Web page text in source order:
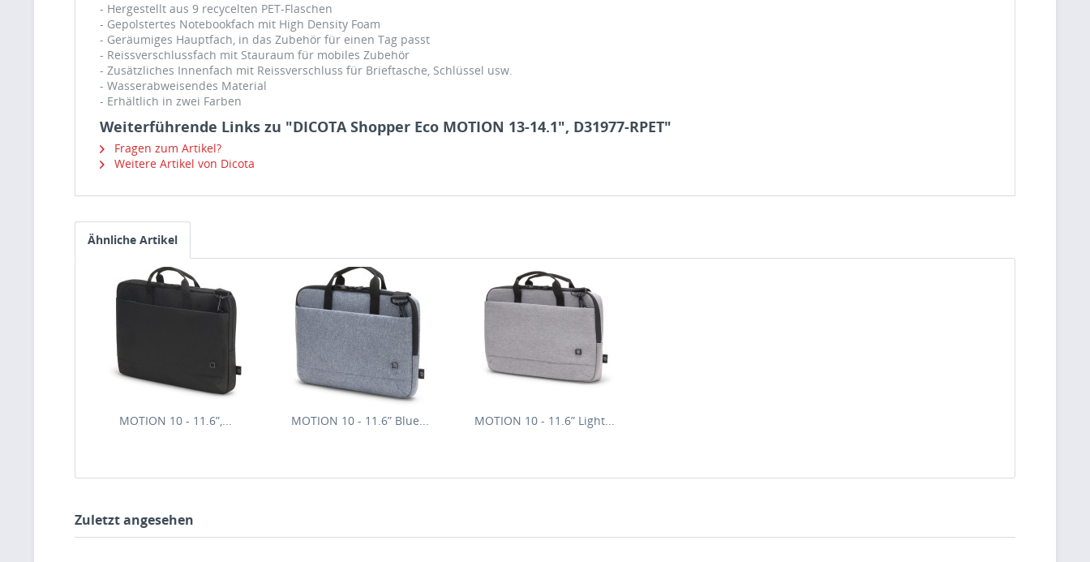
- Hergestellt aus 9 recycelten PET-Flaschen
- Gepolstertes Notebookfach mit High Density Foam
- Geräumiges Hauptfach, in das Zubehör für einen Tag passt
- Reissverschlussfach mit Stauraum für mobiles Zubehör
- Zusätzliches Innenfach mit Reissverschluss für Brieftasche, Schlüssel usw.
- Wasserabweisendes Material
- Erhältlich in zwei Farben
Weiterführende Links zu "DICOTA Shopper Eco MOTION 13-14.1", D31977-RPET"
Fragen zum Artikel?
Weitere Artikel von Dicota
Ähnliche Artikel
MOTION 10 - 11.6”,...
DICOTA Eco Slim Case
MOTION 10 - 11.6” Blue...
MOTION 10 - 11.6” Light...
Zuletzt angesehen